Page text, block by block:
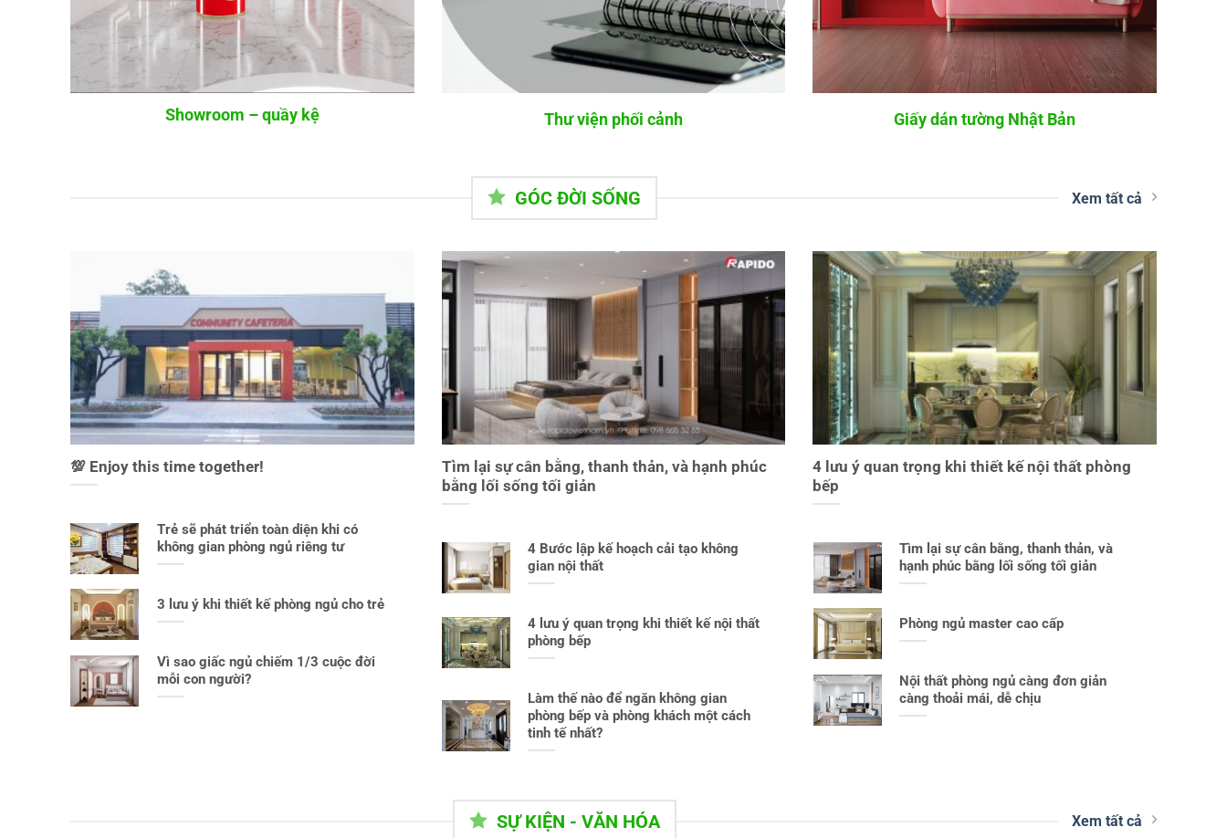
Showroom – quầy kệ Thư viện phối cảnh Giấy dán tường Nhật Bản
GÓC ĐỜI SỐNG Xem tất cả
💯 Enjoy this time together!
Trẻ sẽ phát triển toàn diện khi có
không gian phòng ngủ riêng tư
3 lưu ý khi thiết kế phòng ngủ cho trẻ
Vì sao giấc ngủ chiếm 1/3 cuộc đời
mỗi con người?
Tìm lại sự cân bằng, thanh thản, và hạnh phúc
bằng lối sống tối giản
4 Bước lập kế hoạch cải tạo không
gian nội thất
4 lưu ý quan trọng khi thiết kế nội thất
phòng bếp
Làm thế nào để ngăn không gian
phòng bếp và phòng khách một cách
tinh tế nhất?
4 lưu ý quan trọng khi thiết kế nội thất phòng
bếp
Tìm lại sự cân bằng, thanh thản, và
hạnh phúc bằng lối sống tối giản
Phòng ngủ master cao cấp
Nội thất phòng ngủ càng đơn giản
càng thoải mái, dễ chịu
SỰ KIỆN - VĂN HÓA Xem tất cả